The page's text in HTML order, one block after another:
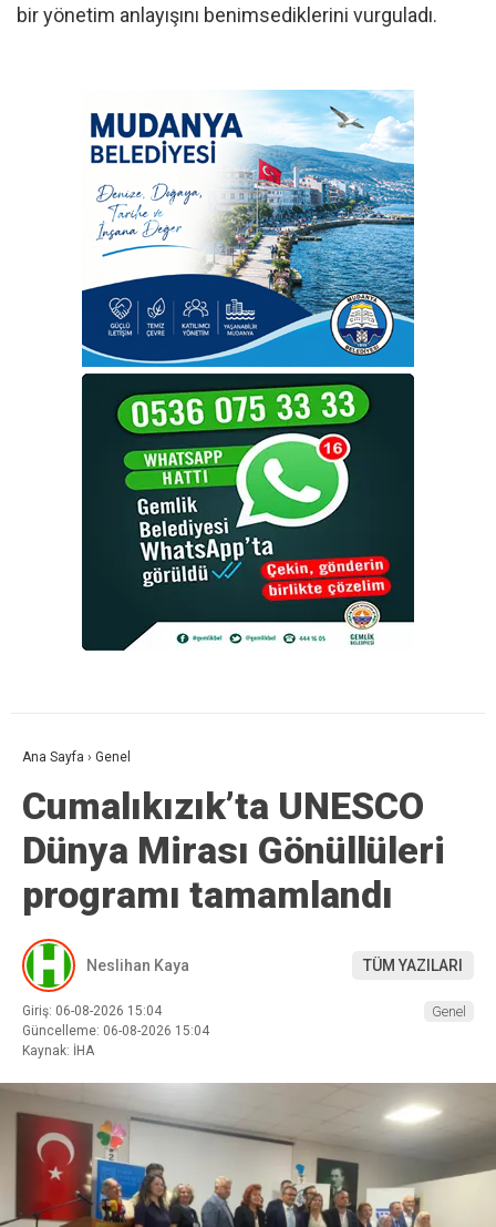
bir yönetim anlayışını benimsediklerini vurguladı.
Ana Sayfa › Genel
Cumalıkızık’ta UNESCO
Dünya Mirası Gönüllüleri
programı tamamlandı
Neslihan Kaya TÜM YAZILARI
Giriş: 06-08-2026 15:04
Güncelleme: 06-08-2026 15:04
Kaynak: İHA
Genel